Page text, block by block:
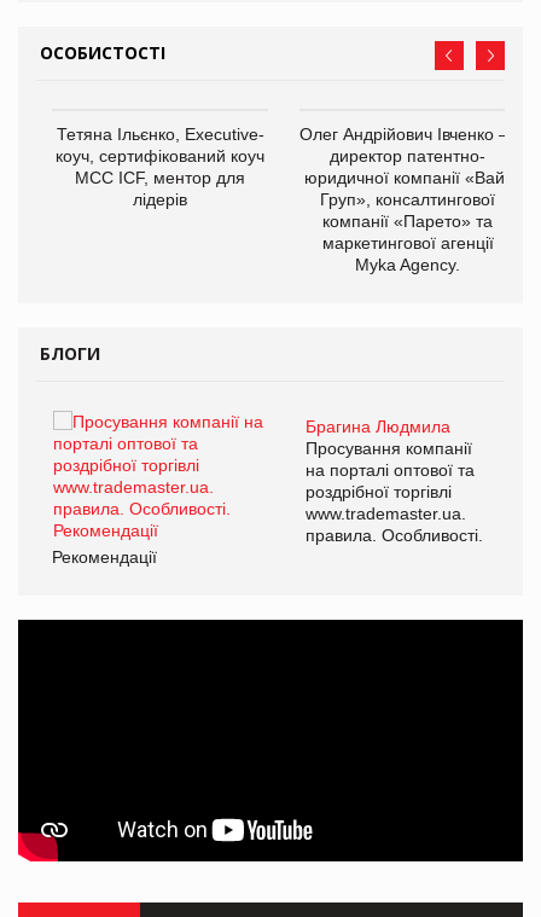
ОСОБИСТОСТІ
Тетяна Ільєнко, Executive-
коуч, сертифікований коуч
МСС ICF, ментор для
лідерів
Олег Андрійович Івченко —
директор патентно-
юридичної компанії «Вайз
Груп», консалтингової
компанії «Парето» та
маркетингової агенції
Myka Agency.
БЛОГИ
Брагина Людмила
Просування компанії
на порталі оптової та
роздрібної торгівлі
www.trademaster.ua.
правила. Особливості.
Рекомендації